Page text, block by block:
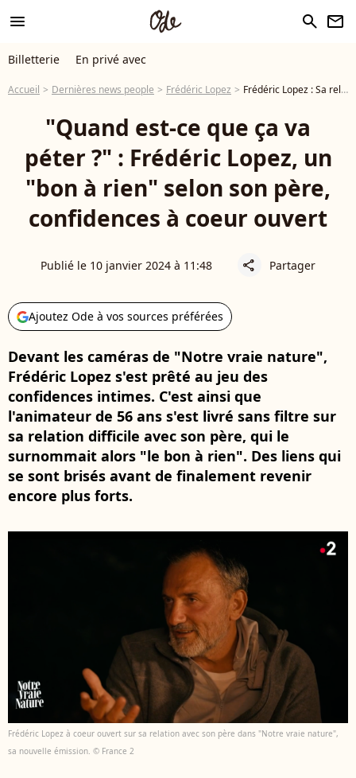
menu search newsletter
Billetterie En privé avec
Accueil Dernières news people Frédéric Lopez Frédéric Lopez : Sa relation conflictuelle avec son père a bien évolué... et il n'en croit pas ses yeux !
"Quand est-ce que ça va
péter ?" : Frédéric Lopez, un
"bon à rien" selon son père,
confidences à coeur ouvert
Publié le 10 janvier 2024 à 11:48 share Partager
Ajoutez Ode à vos sources préférées
Devant les caméras de "Notre vraie nature",
Frédéric Lopez s'est prêté au jeu des
confidences intimes. C'est ainsi que
l'animateur de 56 ans s'est livré sans filtre sur
sa relation difficile avec son père, qui le
surnommait alors "le bon à rien". Des liens qui
se sont brisés avant de finalement revenir
encore plus forts.
Frédéric Lopez à coeur ouvert sur sa relation avec son père dans "Notre vraie nature",
sa nouvelle émission. © France 2